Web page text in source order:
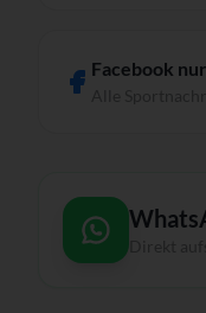
Facebook